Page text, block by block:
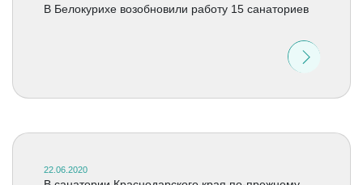
В Белокурихе возобновили работу 15 санаториев
22.06.2020